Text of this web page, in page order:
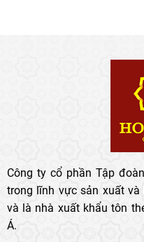
Công ty cổ phần Tập
trong lĩnh vực sản xuất
và là nhà xuất khẩu tôn
Á.